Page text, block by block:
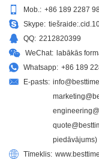
Mob.: +86 189 2287
Skype:
QQ: 2212820399
WeChat: labākās
Whatsapp: +86 189
E-pasts:
piedāvājums)
Tīmeklis: